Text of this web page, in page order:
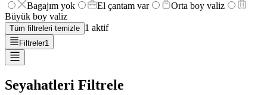
Bagajım yok El çantam var
Orta boy valiz
Büyük boy valiz
Tüm filtreleri temizle 1 aktif
Filtreler1
Seyahatleri Filtrele